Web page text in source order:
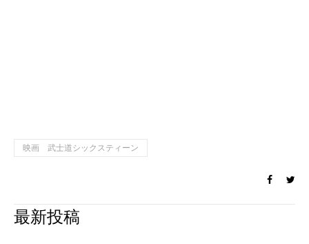
映画 武士道シックスティーン
最新投稿